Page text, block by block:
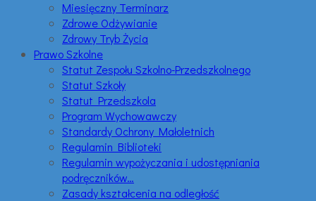
Miesięczny Terminarz
Zdrowe Odżywianie
Zdrowy Tryb Życia
Prawo Szkolne
Statut Zespołu Szkolno-Przedszkolnego
Statut Szkoły
Statut Przedszkola
Program Wychowawczy
Standardy Ochrony Małoletnich
Regulamin Biblioteki
Regulamin wypożyczania i udostępniania
podręczników…
Zasady kształcenia na odległość